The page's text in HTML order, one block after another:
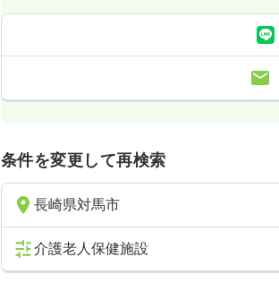
条件を変更して再検索
長崎県対馬市
介護老人保健施設